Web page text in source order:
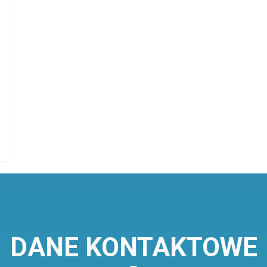
DANE KONTAKTOWE